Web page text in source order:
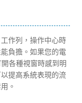
作列，操作中心時
負擔。如果您的電
各種視窗時感到明
提高系統表現的流
。